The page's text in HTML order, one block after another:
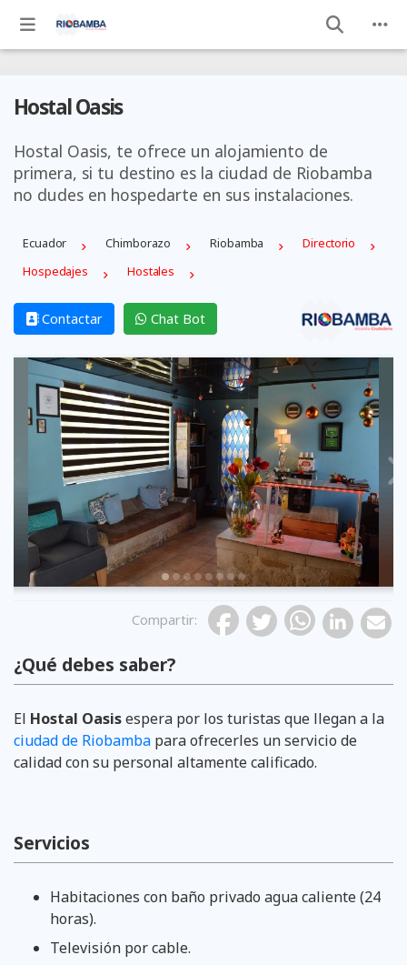
Hostal Oasis
Hostal Oasis, te ofrece un alojamiento de
primera, si tu destino es la ciudad de Riobamba
no dudes en hospedarte en sus instalaciones.
Ecuador Chimborazo Riobamba
Directorio
Hospedajes
Hostales
Contactar Chat Bot
Previous
Compartir:
¿Qué debes saber?
El Hostal Oasisespera por los turistas que llegan a la
ciudad de Riobamba para ofrecerles un servicio de
calidad con su personal altamente calificado.
Servicios
Habitaciones con baño privado agua caliente (24
horas).
Televisión por cable.